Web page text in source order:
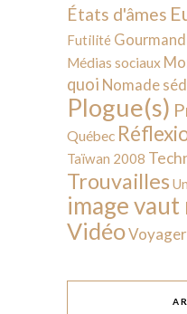
États d'âmes
Futilité
Médias sociaux
quoi Nomade
Plogue(s)
Québec
Taïwan 2008
Trouvailles
image
Vidéo